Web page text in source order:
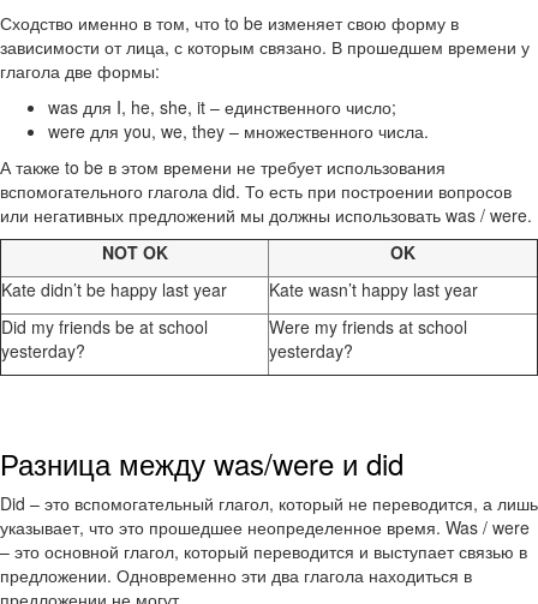
Сходство именно в том, что to be изменяет свою форму в
зависимости от лица, с которым связано. В прошедшем времени у
глагола две формы:
was для I, he, she, it – единственного число;
were для you, we, they – множественного числа.
А также to be в этом времени не требует использования
вспомогательного глагола did. То есть при построении вопросов
или негативных предложений мы должны использовать was / were.
NOT OK
OK
Kate didn’t be happy last year
Kate wasn’t happy last year
Did my friends be at school
yesterday?
Were my friends at school
yesterday?
Разница между was/were и did
Did – это вспомогательный глагол, который не переводится, а лишь
указывает, что это прошедшее неопределенное время. Was / were
– это основной глагол, который переводится и выступает связью в
предложении. Одновременно эти два глагола находиться в
предложении не могут.